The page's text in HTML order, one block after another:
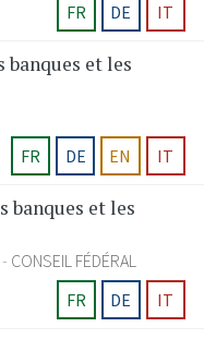
FR
DE IT
et les
FR
DE EN IT
banques et les
CONSEIL FÉDÉRAL
FR
DE IT